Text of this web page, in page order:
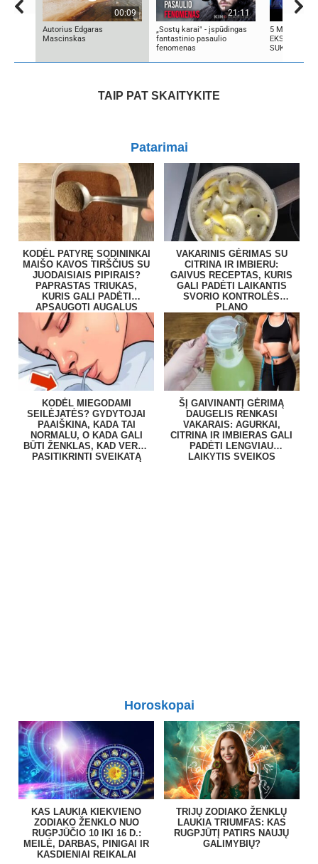
00:09
Autorius Edgaras
Mascinskas
21:11
„Sostų karai" - įspūdingas
fantastinio pasaulio
fenomenas
5
SUKRĖTĖ
TAIP PAT SKAITYKITE
Patarimai
KODĖL PATYRĘ SODININKAI
MAIŠO KAVOS TIRŠČIUS SU
JUODAISIAIS PIPIRAIS?
PAPRASTAS TRIUKAS,
KURIS GALI PADĖTI
APSAUGOTI AUGALUS
VAKARINIS GĖRIMAS SU
CITRINA IR IMBIERU:
GAIVUS RECEPTAS, KURIS
GALI PADĖTI LAIKANTIS
SVORIO KONTROLĖS
PLANO
KODĖL MIEGODAMI
SEILĖJATĖS? GYDYTOJAI
PAAIŠKINA, KADA TAI
NORMALU, O KADA GALI
BŪTI ŽENKLAS, KAD VERTA
PASITIKRINTI SVEIKATĄ
ŠĮ GAIVINANTĮ GĖRIMĄ
DAUGELIS RENKASI
VAKARAIS: AGURKAI,
CITRINA IR IMBIERAS GALI
PADĖTI LENGVIAU
LAIKYTIS SVEIKOS
Horoskopai
KAS LAUKIA KIEKVIENO
ZODIAKO ŽENKLO NUO
RUGPJŪČIO 10 IKI 16 D.:
MEILĖ, DARBAS, PINIGAI IR
KASDIENIAI REIKALAI
TRIJŲ ZODIAKO ŽENKLŲ
LAUKIA TRIUMFAS: KAS
RUGPJŪTĮ PATIRS NAUJŲ
GALIMYBIŲ?